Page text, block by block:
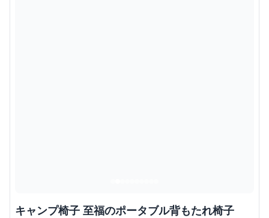
キャンプ椅子 至福のポータブル背もたれ椅子